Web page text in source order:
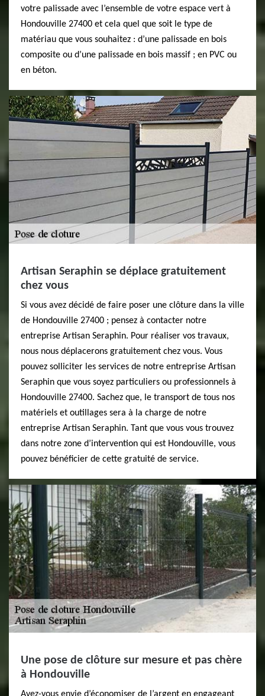
votre palissade avec l’ensemble de votre espace vert à
Hondouville 27400 et cela quel que soit le type de
matériau que vous souhaitez : d’une palissade en bois
composite ou d’une palissade en bois massif ; en PVC ou
en béton.
Artisan Seraphin se déplace gratuitement
chez vous
Si vous avez décidé de faire poser une clôture dans la ville
de Hondouville 27400 ; pensez à contacter notre
entreprise Artisan Seraphin. Pour réaliser vos travaux,
nous nous déplacerons gratuitement chez vous. Vous
pouvez solliciter les services de notre entreprise Artisan
Seraphin que vous soyez particuliers ou professionnels à
Hondouville 27400. Sachez que, le transport de tous nos
matériels et outillages sera à la charge de notre
entreprise Artisan Seraphin. Tant que vous vous trouvez
dans notre zone d’intervention qui est Hondouville, vous
pouvez bénéficier de cette gratuité de service.
Une pose de clôture sur mesure et pas chère
à Hondouville